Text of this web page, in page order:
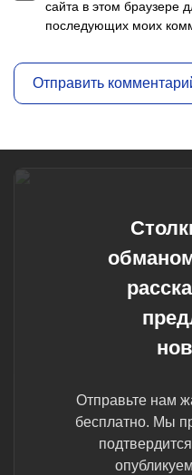
сайта в этом браузере
последующих моих
Отправьте нам
бесплатно. Мы